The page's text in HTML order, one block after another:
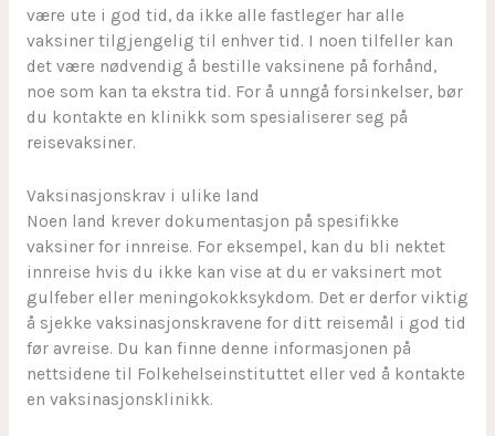
være ute i god tid, da ikke alle fastleger har alle
vaksiner tilgjengelig til enhver tid. I noen tilfeller kan
det være nødvendig å bestille vaksinene på forhånd,
noe som kan ta ekstra tid. For å unngå forsinkelser, bør
du kontakte en klinikk som spesialiserer seg på
reisevaksiner.
Vaksinasjonskrav i ulike land
Noen land krever dokumentasjon på spesifikke
vaksiner for innreise. For eksempel, kan du bli nektet
innreise hvis du ikke kan vise at du er vaksinert mot
gulfeber eller meningokokksykdom. Det er derfor viktig
å sjekke vaksinasjonskravene for ditt reisemål i god tid
før avreise. Du kan finne denne informasjonen på
nettsidene til Folkehelseinstituttet eller ved å kontakte
en vaksinasjonsklinikk.